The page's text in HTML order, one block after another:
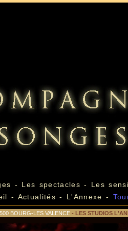
- Les spectacles- Les
- Actualités - L'Annexe -
BOURG-LES VALENCE- LES STUDIOS